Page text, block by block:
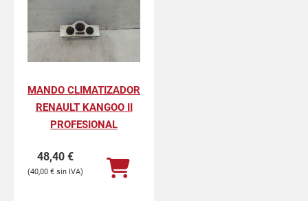
MANDO CLIMATIZADOR
RENAULT KANGOO II
PROFESIONAL
48,40 €
40,00 €